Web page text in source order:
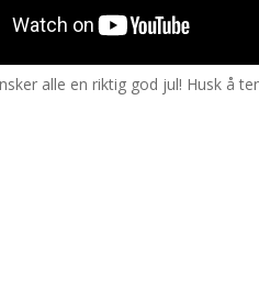
alle en riktig god jul! Husk å